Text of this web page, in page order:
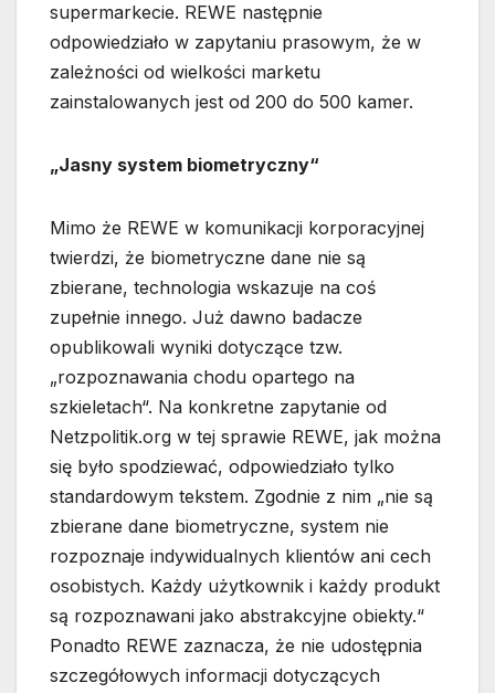
supermarkecie. REWE następnie
odpowiedziało w zapytaniu prasowym, że w
zależności od wielkości marketu
zainstalowanych jest od 200 do 500 kamer.
„Jasny system biometryczny“
Mimo że REWE w komunikacji korporacyjnej
twierdzi, że biometryczne dane nie są
zbierane, technologia wskazuje na coś
zupełnie innego. Już dawno badacze
opublikowali wyniki dotyczące tzw.
„rozpoznawania chodu opartego na
szkieletach“. Na konkretne zapytanie od
Netzpolitik.org w tej sprawie REWE, jak można
się było spodziewać, odpowiedziało tylko
standardowym tekstem. Zgodnie z nim „nie są
zbierane dane biometryczne, system nie
rozpoznaje indywidualnych klientów ani cech
osobistych. Każdy użytkownik i każdy produkt
są rozpoznawani jako abstrakcyjne obiekty.“
Ponadto REWE zaznacza, że nie udostępnia
szczegółowych informacji dotyczących